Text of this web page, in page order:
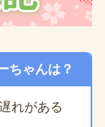
ちゃんは？
れがある